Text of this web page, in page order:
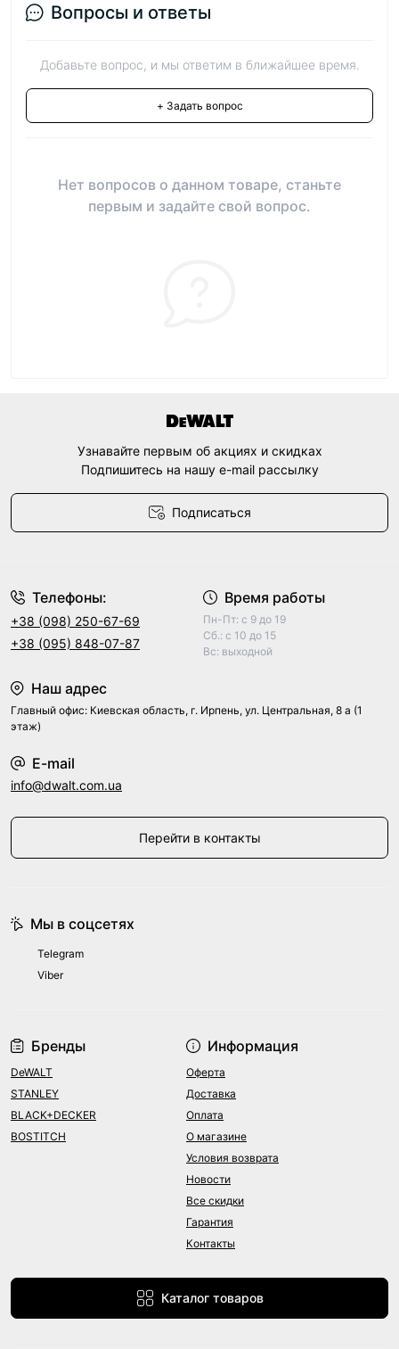
Вопросы и ответы
Добавьте вопрос, и мы ответим в ближайшее время.
+ Задать вопрос
Нет вопросов о данном товаре, станьте
первым и задайте свой вопрос.
Узнавайте первым об акциях и скидках
Подпишитесь на нашу e-mail рассылку
Подписаться
Телефоны:
+38 (098) 250-67-69
+38 (095) 848-07-87
Время работы
Пн-Пт: с 9 до 19
Сб.: с 10 до 15
Вс: выходной
Наш адрес
Главный офис: Киевская область, г. Ирпень, ул. Центральная, 8 а (1
этаж)
E-mail
info@dwalt.com.ua
Перейти в контакты
Бренды
DeWALT
STANLEY
BLACK+DECKER
BOSTITCH
Информация
Оферта
Доставка
Оплата
О магазине
Условия возврата
Новости
Все скидки
Гарантия
Контакты
Каталог товаров
Мы в соцсетях
Telegram
Viber